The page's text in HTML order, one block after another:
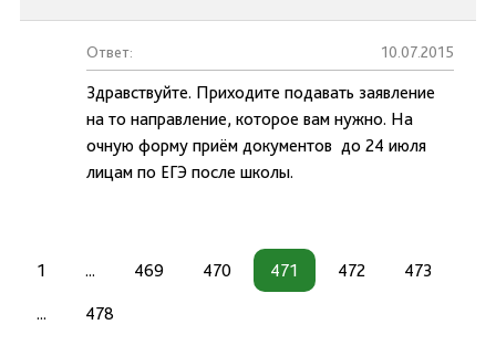
Ответ: 10.07.2015
Здравствуйте. Приходите подавать заявление
на то направление, которое вам нужно. На
очную форму приём документов до 24 июля
лицам по ЕГЭ после школы.
1 ... 469 470 471 472 473
... 478